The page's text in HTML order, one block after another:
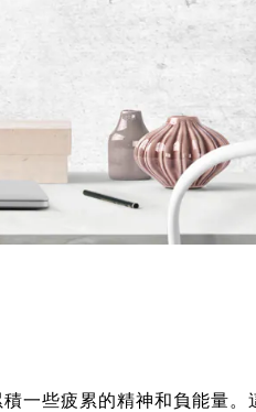
一些疲累的精神和負能量。